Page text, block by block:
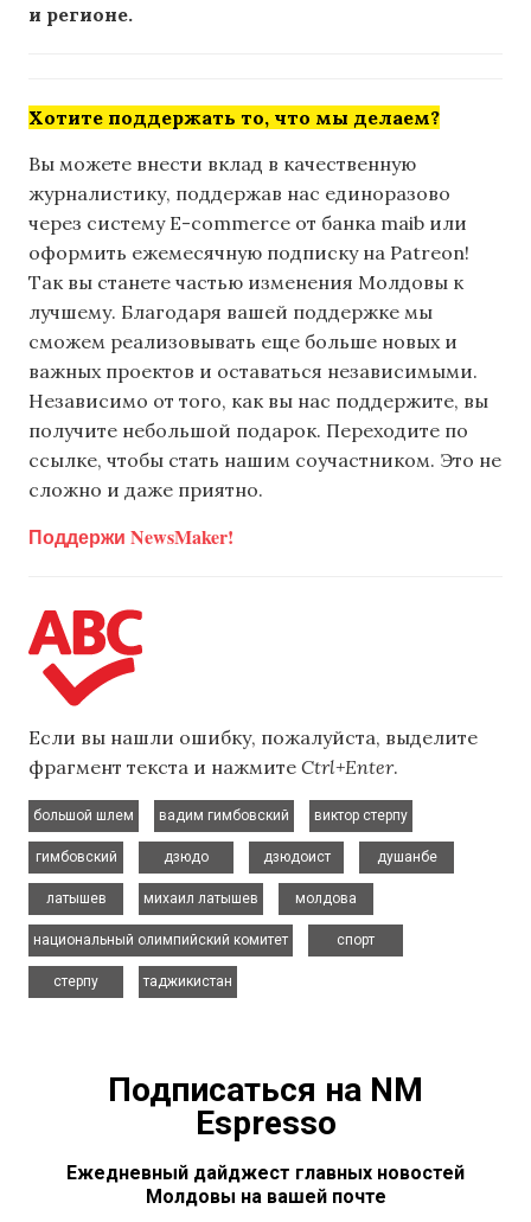
и регионе.
Хотите поддержать то, что мы делаем?
Вы можете внести вклад в качественную
журналистику, поддержав нас единоразово
через систему E-commerce от банка maib или
оформить ежемесячную подписку на Patreon!
Так вы станете частью изменения Молдовы к
лучшему. Благодаря вашей поддержке мы
сможем реализовывать еще больше новых и
важных проектов и оставаться независимыми.
Независимо от того, как вы нас поддержите, вы
получите небольшой подарок. Переходите по
ссылке, чтобы стать нашим соучастником. Это не
сложно и даже приятно.
Поддержи NewsMaker!
Если вы нашли ошибку, пожалуйста, выделите
фрагмент текста и нажмите Ctrl+Enter.
большой шлем
вадим гимбовский
виктор стерпу
гимбовский
дзюдо
дзюдоист
душанбе
латышев
михаил латышев
молдова
национальный олимпийский комитет
спорт
стерпу
таджикистан
Подписаться на NM
Espresso
Ежедневный дайджест главных новостей
Молдовы на вашей почте